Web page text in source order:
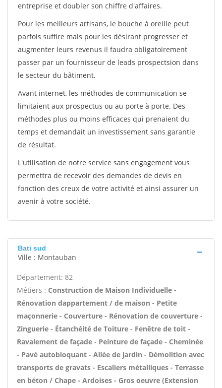
entreprise et doubler son chiffre d'affaires.
Pour les meilleurs artisans, le bouche à oreille peut
parfois suffire mais pour les désirant progresser et
augmenter leurs revenus il faudra obligatoirement
passer par un fournisseur de leads prospectsion dans
le secteur du bâtiment.
Avant internet, les méthodes de communication se
limitaient aux prospectus ou au porte à porte. Des
méthodes plus ou moins efficaces qui prenaient du
temps et demandait un investissement sans garantie
de résultat.
L'utilisation de notre service sans engagement vous
permettra de recevoir des demandes de devis en
fonction des creux de votre activité et ainsi assurer un
avenir à votre société.
Bati sud
Ville : Montauban
Département: 82
Métiers : Construction de Maison Individuelle -
Rénovation dappartement / de maison - Petite
maçonnerie - Couverture - Rénovation de couverture -
Zinguerie - Étanchéité de Toiture - Fenêtre de toit -
Ravalement de façade - Peinture de façade - Cheminée
- Pavé autobloquant - Allée de jardin - Démolition avec
transports de gravats - Escaliers métalliques - Terrasse
en béton / Chape - Ardoises - Gros oeuvre (Extension